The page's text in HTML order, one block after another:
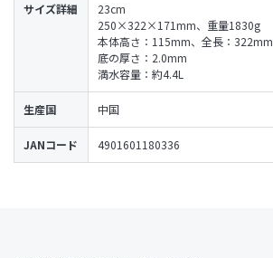
サイズ詳細
23cm
250×322×171mm、重量1830g
本体高さ：115mm、全長：322mm
底の厚さ：2.0mm
満水容量：約4.4L
生産国 中国
JANコード 4901601180336